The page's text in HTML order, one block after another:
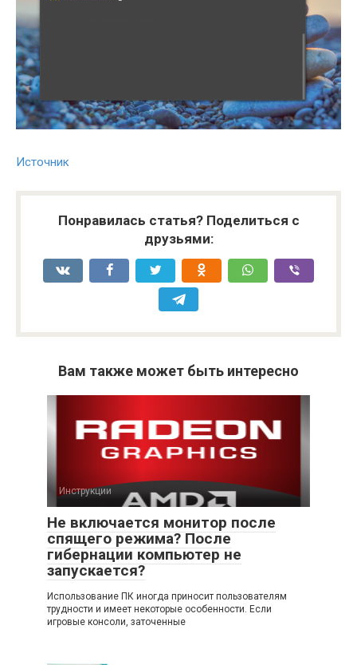
Источник
Понравилась статья? Поделиться с
друзьями:
Вам также может быть интересно
Инструкции
Не включается монитор после
спящего режима? После
гибернации компьютер не
запускается?
Использование ПК иногда приносит пользователям
трудности и имеет некоторые особенности. Если
игровые консоли, заточенные